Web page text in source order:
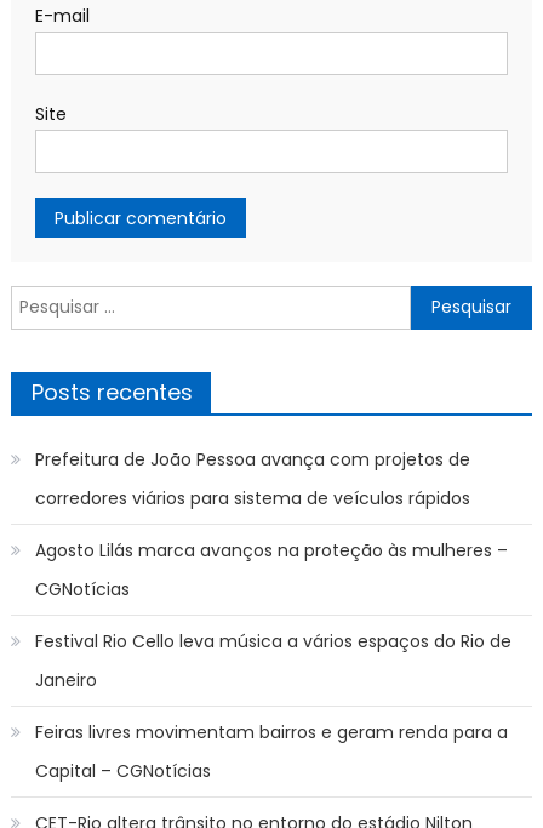
E-mail
Site
Pesquisar
por:
Posts recentes
Prefeitura de João Pessoa avança com projetos de
corredores viários para sistema de veículos rápidos
Agosto Lilás marca avanços na proteção às mulheres –
CGNotícias
Festival Rio Cello leva música a vários espaços do Rio de
Janeiro
Feiras livres movimentam bairros e geram renda para a
Capital – CGNotícias
CET-Rio altera trânsito no entorno do estádio Nilton